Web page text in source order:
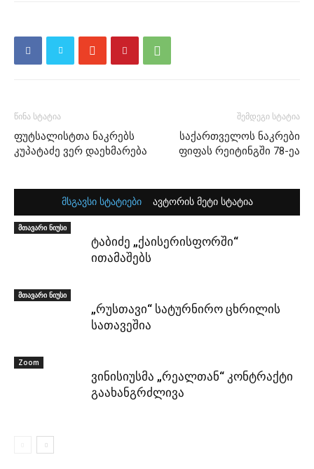
წინა სტატია
ფუტსალისტთა ნაკრებს
კუპატაძე ვერ დაეხმარება
შემდეგი სტატია
საქართველოს ნაკრები
ფიფას რეიტინგში 78-ეა
მსგავსი სტატიები ავტორის მეტი სტატია
მთავარი ნიუსი
ტაბიძე „ქაისერისფორში“
ითამაშებს
მთავარი ნიუსი
„რუსთავი“ სატურნირო ცხრილის
სათავეშია
Zoom
ვინისიუსმა „რეალთან“ კონტრაქტი
გაახანგრძლივა